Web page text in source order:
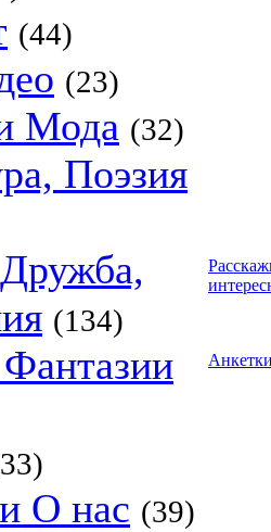
(44)
(23)
Мода (32)
Поэзия
(134)
О нас (39)